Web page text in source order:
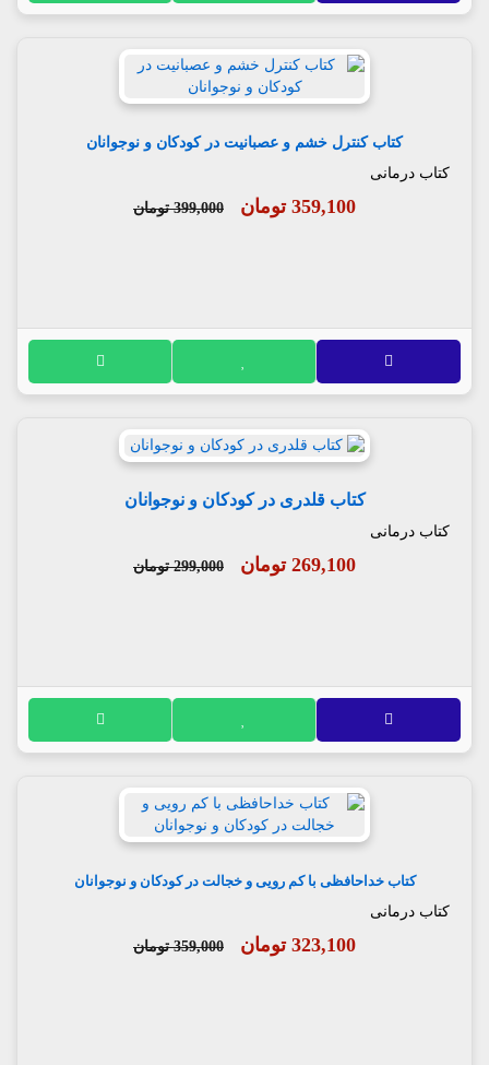
کتاب کنترل خشم و عصبانیت در کودکان و نوجوانان
کتاب درمانی
359,100 تومان 399,000 تومان
کتاب قلدری در کودکان و نوجوانان
کتاب درمانی
269,100 تومان 299,000 تومان
کتاب خداحافظی با کم رویی و خجالت در کودکان و نوجوانان
کتاب درمانی
323,100 تومان 359,000 تومان